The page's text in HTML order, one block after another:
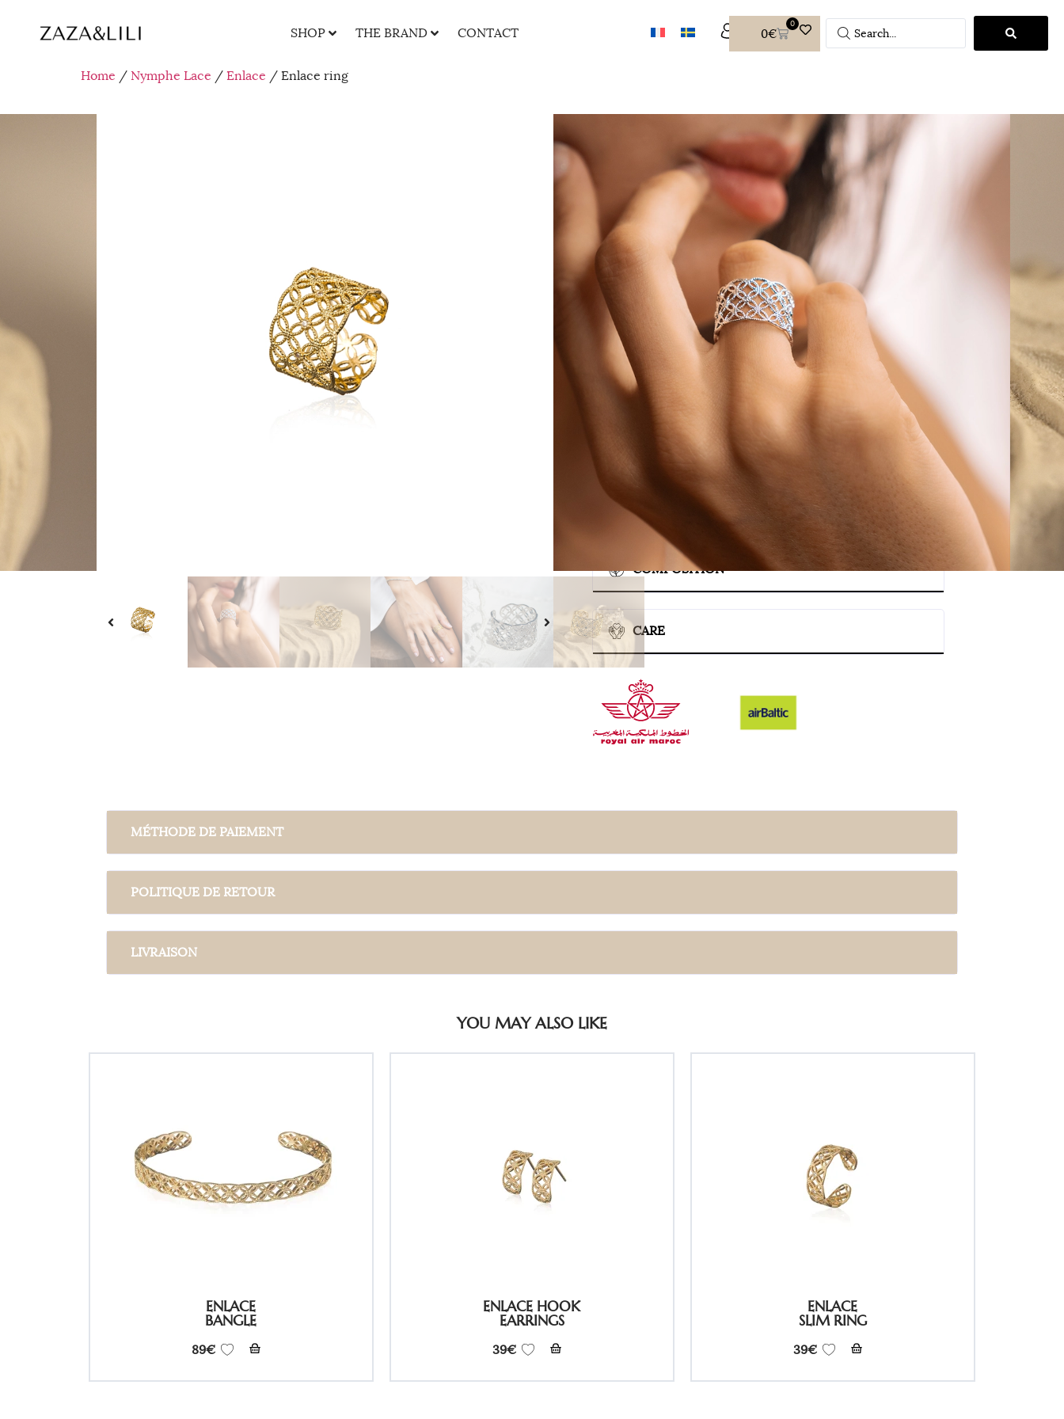
SHOP THE BRAND CONTACT 0€
0
Home / Nymphe Lace / Enlace / Enlace ring
ENLACE
RING
€
This sparkling ring is highlighted by tiny transparent cubic
zirconia stones. Like a delicate lace piece wrapping
around the finger, it embodies a chic and refined seasonal
trend.
ADD TO CART
COMPOSITION
CARE
MÉTHODE DE PAIEMENT
POLITIQUE DE RETOUR
LIVRAISON
YOU MAY ALSO LIKE
ENLACE
BANGLE
89€
ENLACE HOOK
EARRINGS
39€
ENLACE
SLIM RING
39€